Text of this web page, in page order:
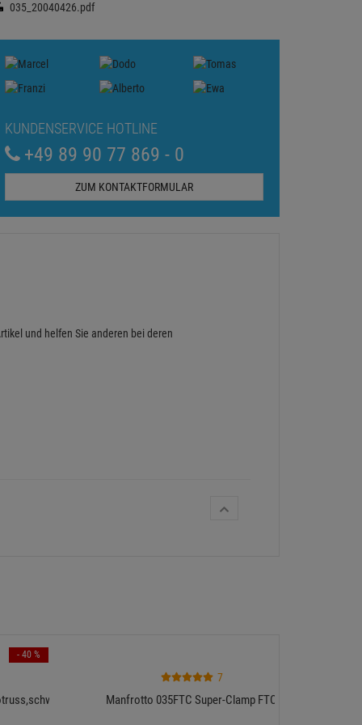
035_20040426.pdf
KUNDENSERVICE HOTLINE
+49 89 90 77 869 - 0
ZUM KONTAKTFORMULAR
und helfen Sie anderen bei deren
- 40 %
7
Manfrotto 035FTC Super-Clamp FTC